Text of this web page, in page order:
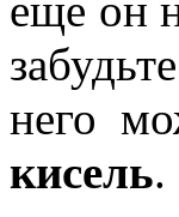
него
кисель.